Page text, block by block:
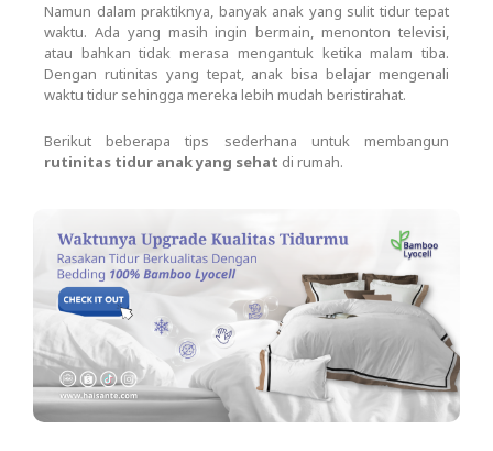
Namun dalam praktiknya, banyak anak yang sulit tidur tepat
waktu. Ada yang masih ingin bermain, menonton televisi,
atau bahkan tidak merasa mengantuk ketika malam tiba.
Dengan rutinitas yang tepat, anak bisa belajar mengenali
waktu tidur sehingga mereka lebih mudah beristirahat.
Berikut beberapa tips sederhana untuk membangun
rutinitas tidur anak yang sehat di rumah.